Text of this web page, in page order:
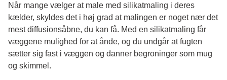
Når mange vælger at male med silikatmaling i deres
kælder, skyldes det i høj grad at malingen er noget nær det
mest diffusionsåbne, du kan få. Med en silikatmaling får
væggene mulighed for at ånde, og du undgår at fugten
sætter sig fast i væggen og danner begroninger som mug
og skimmel.